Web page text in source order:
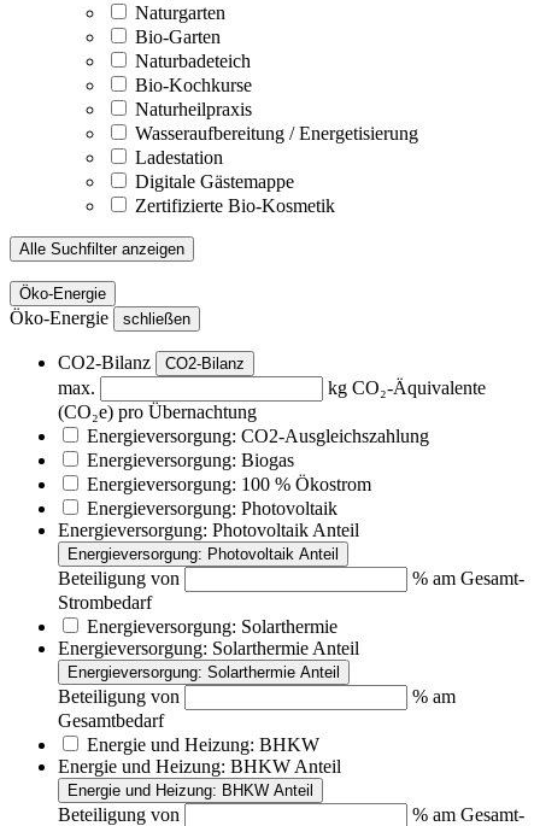
Naturgarten
Bio-Garten
Naturbadeteich
Bio-Kochkurse
Naturheilpraxis
Wasseraufbereitung / Energetisierung
Ladestation
Digitale Gästemappe
Zertifizierte Bio-Kosmetik
Alle Suchfilter anzeigen
Öko-Energie
Öko-Energie schließen
CO2-Bilanz CO2-Bilanz
max.
kg CO₂-Äquivalente
(CO₂e) pro Übernachtung
Energieversorgung: CO2-Ausgleichszahlung
Energieversorgung: Biogas
Energieversorgung: 100 % Ökostrom
Energieversorgung: Photovoltaik
Energieversorgung: Photovoltaik Anteil
Energieversorgung: Photovoltaik Anteil
Beteiligung von
% am Gesamt-
Strombedarf
Energieversorgung: Solarthermie
Energieversorgung: Solarthermie Anteil
Energieversorgung: Solarthermie Anteil
Beteiligung von
% am
Gesamtbedarf
Energie und Heizung: BHKW
Energie und Heizung: BHKW Anteil
Energie und Heizung: BHKW Anteil
Beteiligung von
% am Gesamt-